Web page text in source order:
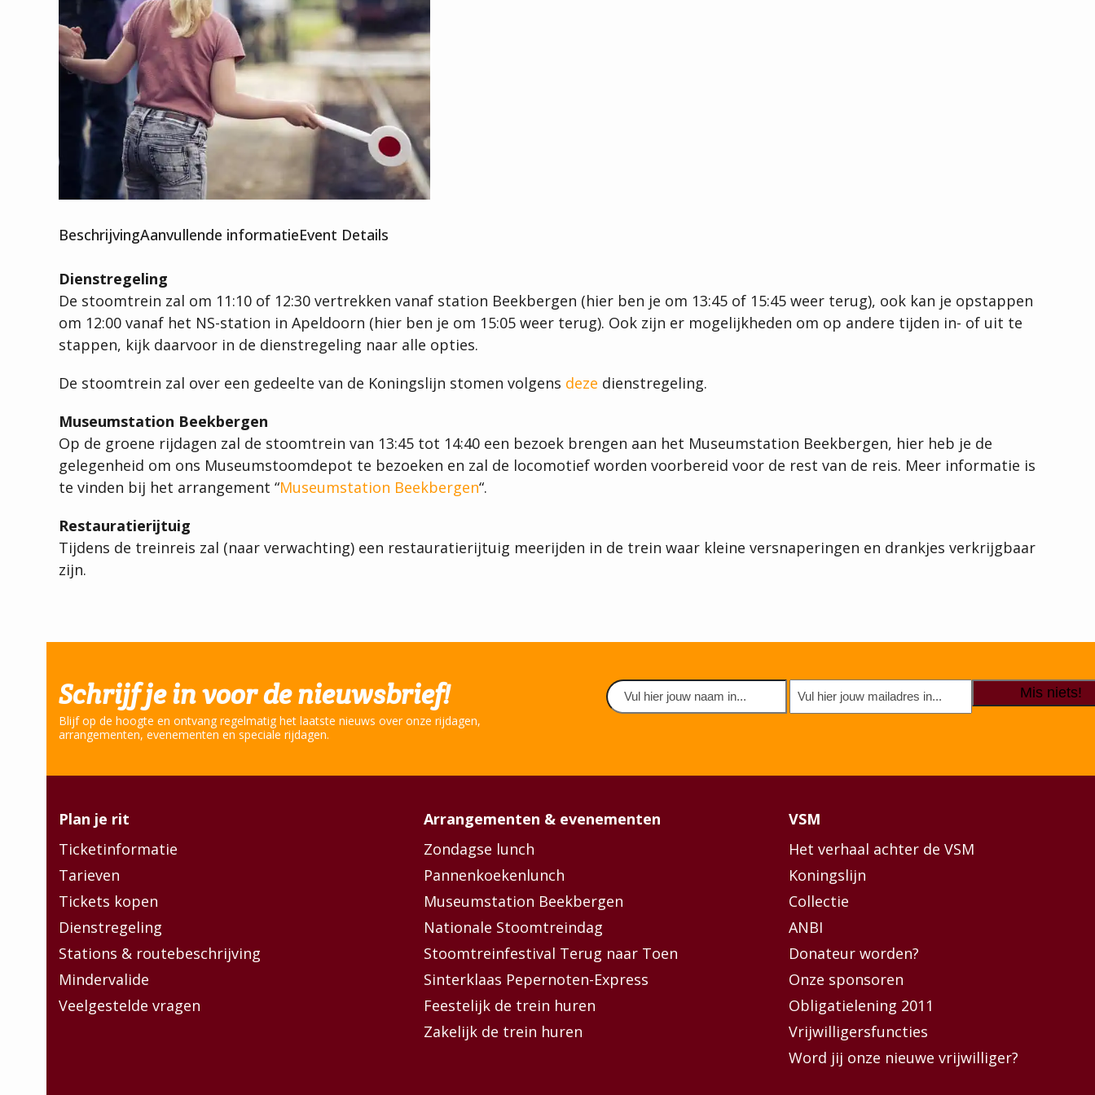
BeschrijvingAanvullende informatieEvent Details
Dienstregeling
De stoomtrein zal om 11:10 of 12:30 vertrekken vanaf station Beekbergen (hier ben je om 13:45 of 15:45 weer terug), ook kan je opstappen
om 12:00 vanaf het NS-station in Apeldoorn (hier ben je om 15:05 weer terug). Ook zijn er mogelijkheden om op andere tijden in- of uit te
stappen, kijk daarvoor in de dienstregeling naar alle opties.
De stoomtrein zal over een gedeelte van de Koningslijn stomen volgens deze dienstregeling.
Museumstation Beekbergen
Op de groene rijdagen zal de stoomtrein van 13:45 tot 14:40 een bezoek brengen aan het Museumstation Beekbergen, hier heb je de
gelegenheid om ons Museumstoomdepot te bezoeken en zal de locomotief worden voorbereid voor de rest van de reis. Meer informatie is
te vinden bij het arrangement “Museumstation Beekbergen“.
Restauratierijtuig
Tijdens de treinreis zal (naar verwachting) een restauratierijtuig meerijden in de trein waar kleine versnaperingen en drankjes verkrijgbaar
zijn.
Schrijf je in voor de nieuwsbrief!
Blijf op de hoogte en ontvang regelmatig het laatste nieuws over onze rijdagen,
arrangementen, evenementen en speciale rijdagen.
Naam
(Vereist)
E-
mailadres
Plan je rit
Ticketinformatie
Tarieven
Tickets kopen
Dienstregeling
Stations & routebeschrijving
Mindervalide
Veelgestelde vragen
Arrangementen & evenementen
Zondagse lunch
Pannenkoekenlunch
Museumstation Beekbergen
Nationale Stoomtreindag
Stoomtreinfestival Terug naar Toen
Sinterklaas Pepernoten-Express
Feestelijk de trein huren
Zakelijk de trein huren
VSM
Het verhaal achter de VSM
Koningslijn
Collectie
ANBI
Donateur worden?
Onze sponsoren
Obligatielening 2011
Vrijwilligersfuncties
Word jij onze nieuwe vrijwilliger?